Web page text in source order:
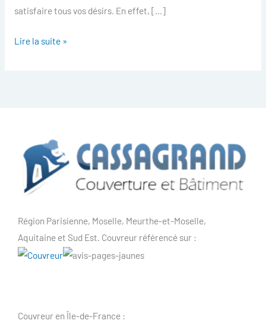
satisfaire tous vos désirs. En effet, […]
Lire la suite »
Région Parisienne, Moselle, Meurthe-et-Moselle,
Aquitaine et Sud Est. Couvreur référencé sur :
Couvreur en Île-de-France :